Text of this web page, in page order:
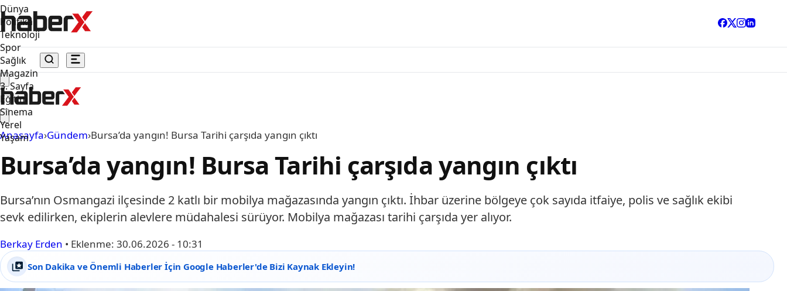
Dünya
Politika
Teknoloji
Spor
Sağlık
Magazin
3. Sayfa
Eğitim
Sinema
Yerel
Yaşam
Anasayfa›Gündem›Bursa’da yangın! Bursa Tarihi çarşıda yangın çıktı
Bursa’da yangın! Bursa Tarihi çarşıda yangın çıktı
Bursa’nın Osmangazi ilçesinde 2 katlı bir mobilya mağazasında yangın çıktı. İhbar üzerine bölgeye çok sayıda itfaiye, polis ve sağlık ekibi
sevk edilirken, ekiplerin alevlere müdahalesi sürüyor. Mobilya mağazası tarihi çarşıda yer alıyor.
Berkay Erden • Eklenme: 30.06.2026 - 10:31
Son Dakika ve Önemli Haberler İçin Google Haberler'de Bizi Kaynak Ekleyin!